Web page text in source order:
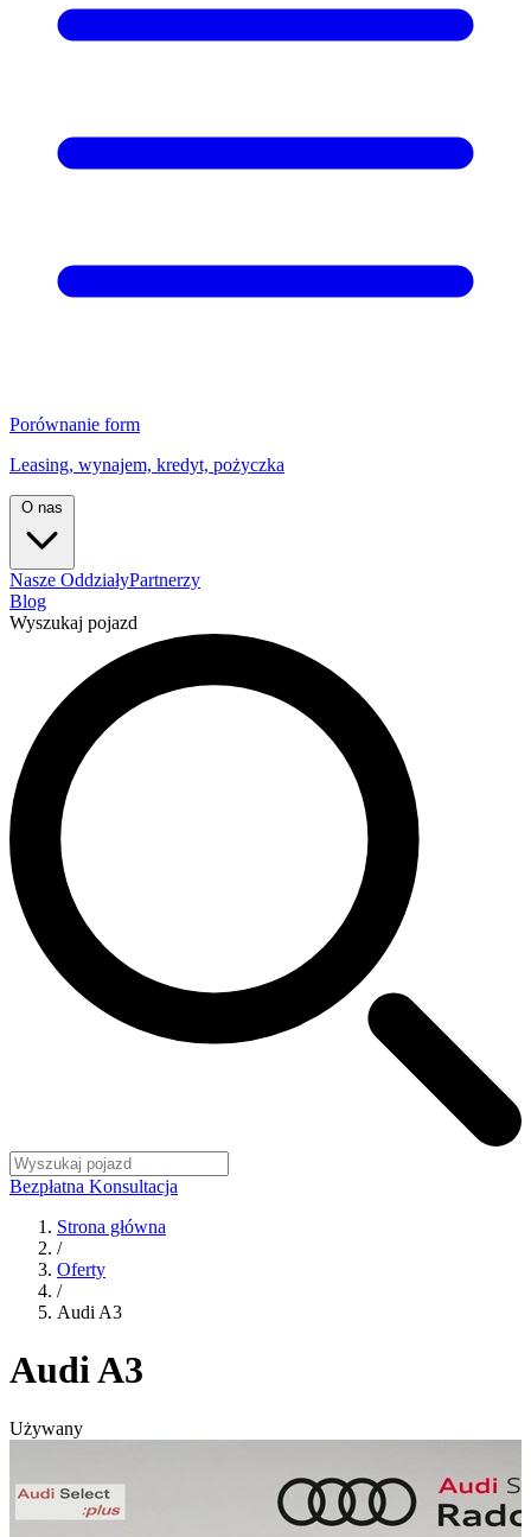
Porównanie form
Leasing, wynajem, kredyt, pożyczka
O nas
Nasze OddziałyPartnerzy
Blog
Wyszukaj pojazd
Bezpłatna Konsultacja
Strona główna
/
Oferty
/
Audi A3
Audi A3
Używany